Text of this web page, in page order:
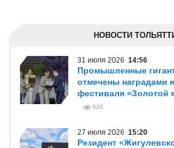
НОВОСТИ
31 июля 2026 14:56
Промышленные
отмечены наградами
фестиваля «Золотой
926
27 июля 2026 15:20
Резидент